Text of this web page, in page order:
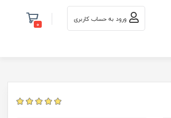
ورود به حساب کاربری 0